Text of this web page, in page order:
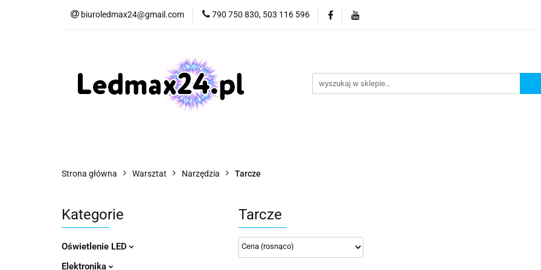
biuroledmax24@gmail.com 790 750 830, 503 116 596
Oświetlenie LED Elektronika
Hobby
Strona główna Warsztat Narzędzia Tarcze
Kategorie
Oświetlenie LED
Elektronika
Tarcze